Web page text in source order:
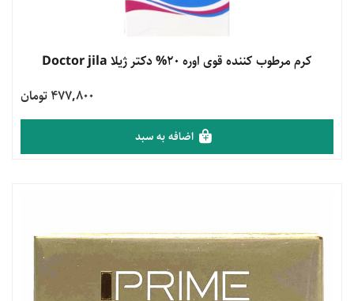
مشاهده محصول
کرم مرطوب کننده قوی اوره 20% دکتر ژیلا Doctor jila
477,800 تومان
اضافه به سبد